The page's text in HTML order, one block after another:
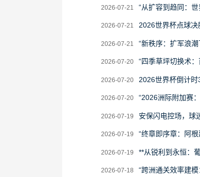
2026-
07-
21
2026-07-21 “从扩容到趋同：
2026-
07-
21
2026-07-21 2026世界杯点球
2026-
07-
21
2026-07-21 “新秩序：扩军浪
2026-
07-
20
2026-07-20 “四季草坪切换术
2026-
07-
20
2026-07-20 2026世界杯倒计
2026-
07-
20
2026-07-20 “2026洲际附加赛
2026-
07-
19
2026-07-19 安保闪电控场，球
2026-
07-
19
2026-07-19 “终章即序章：阿
2026-
07-
2026-07-19 **从锐利到永恒：
2026-
2026-07-18 “跨洲通关效率建